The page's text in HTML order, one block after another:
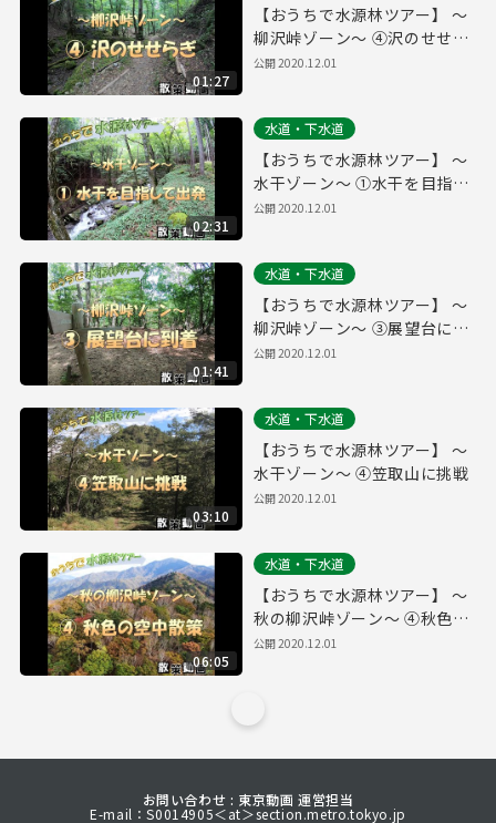
01:27
【おうちで水源林ツアー】 ～
柳沢峠ゾーン～ ④沢のせせら
ぎ
公開2020.12.01
02:31
水道・下水道
【おうちで水源林ツアー】 ～
水干ゾーン～ ①水干を目指し
て出発！
公開2020.12.01
01:41
水道・下水道
【おうちで水源林ツアー】 ～
柳沢峠ゾーン～ ③展望台に到
着
公開2020.12.01
03:10
水道・下水道
【おうちで水源林ツアー】 ～
水干ゾーン～ ④笠取山に挑戦
公開2020.12.01
06:05
水道・下水道
【おうちで水源林ツアー】 ～
秋の柳沢峠ゾーン～ ④秋色の
空中散策
公開2020.12.01
お問い合わせ : 東京動画 運営担当
E-mail：S0014905＜at＞section.metro.tokyo.jp